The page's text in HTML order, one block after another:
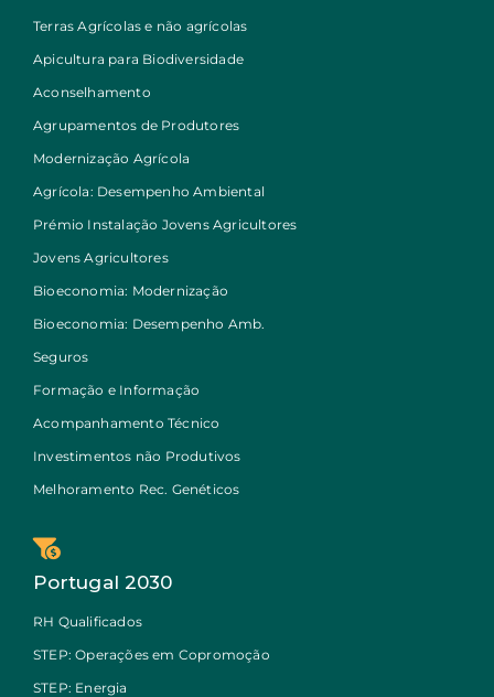
Terras Agrícolas e não agrícolas
Apicultura para Biodiversidade
Aconselhamento
Agrupamentos de Produtores
Modernização Agrícola
Agrícola: Desempenho Ambiental
Prémio Instalação Jovens Agricultores
Jovens Agricultores
Bioeconomia: Modernização
Bioeconomia: Desempenho Amb.
Seguros
Formação e Informação
Acompanhamento Técnico
Investimentos não Produtivos
Melhoramento Rec. Genéticos
Portugal 2030
RH Qualificados
STEP: Operações em Copromoção
STEP: Energia